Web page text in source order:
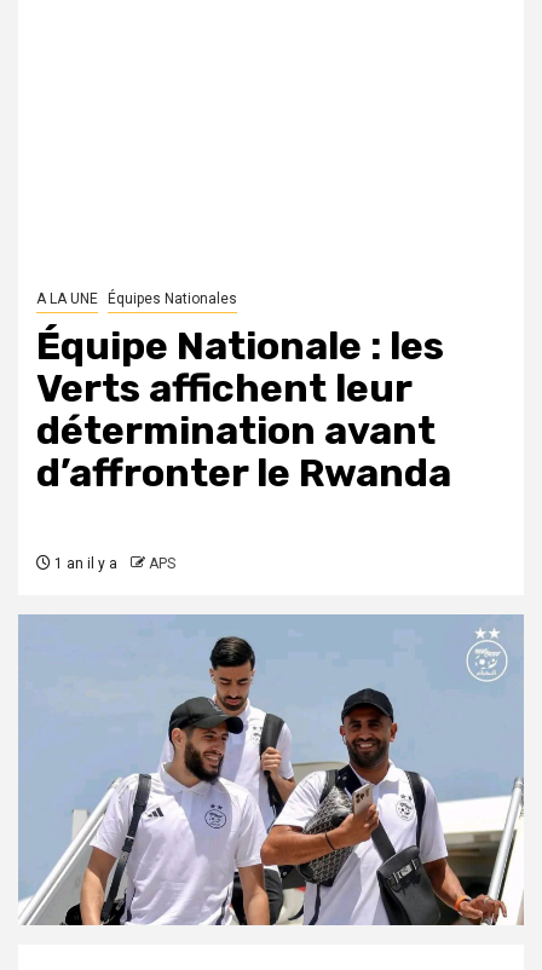
A LA UNE Équipes Nationales
Équipe Nationale : les
Verts affichent leur
détermination avant
d’affronter le Rwanda
1 an il y a APS